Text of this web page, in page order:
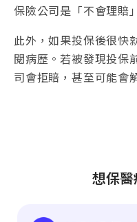
保險公司是「不會理賠
此外，如果投保後很快
閱病歷。若被發現投保
司會拒賠，甚至可能會
想保醫